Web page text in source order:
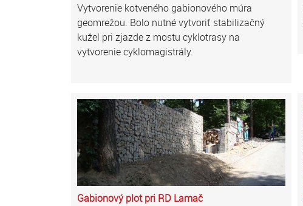
Vytvorenie kotveného gabionového múra
geomrežou. Bolo nutné vytvoriť stabilizačný
kužel pri zjazde z mostu cyklotrasy na
vytvorenie cyklomagistrály.
Gabionový plot pri RD Lamač